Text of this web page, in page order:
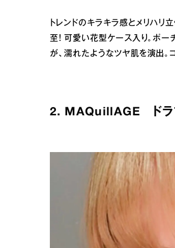
トレンドのキラキラ感とメリハリ
至！ 可愛い花型ケース入り。ポ
が、濡れたようなツヤ肌を演出。
2. MAQuillAGE ド